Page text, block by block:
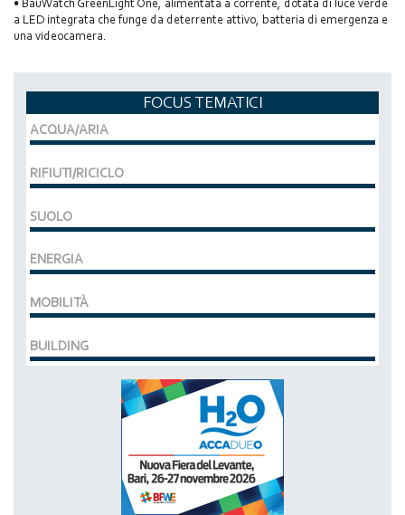
• BauWatch GreenLight One, alimentata a corrente, dotata di luce verde
a LED integrata che funge da deterrente attivo, batteria di emergenza e
una videocamera.
FOCUS TEMATICI
ACQUA/ARIA
RIFIUTI/RICICLO
SUOLO
ENERGIA
MOBILITÀ
BUILDING
DAL 07-03-2028 AL 10-03-2028,
ACCADUEO (H20) edizione BOLOGNA
DAL 11-10-2027 AL 13-10-2027,